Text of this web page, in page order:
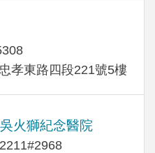
孝東路四段221號5樓
火獅紀念醫院